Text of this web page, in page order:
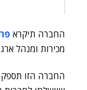
החברה תיקרא
מכירות ומנהל